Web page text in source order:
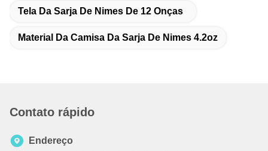
Tela Da Sarja De Nimes De 12 Onças
Material Da Camisa Da Sarja De Nimes 4.2oz
Contato rápido
Endereço